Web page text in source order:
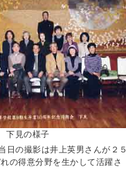
下見の様子
日の撮影は井上英男さんが２５
の得意分野を生かして活躍さ